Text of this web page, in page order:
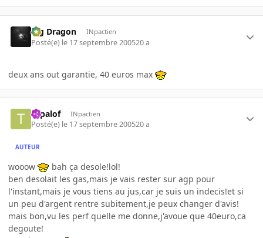
Big Dragon INpactien
Posté(e) le 17 septembre 200520 a
deux ans out garantie, 40 euros max
topalof INpactien
Posté(e) le 17 septembre 200520 a
AUTEUR
wooow
bah ça desole!lol!
ben desolait les gas,mais je vais rester sur agp pour
l'instant,mais je vous tiens au jus,car je suis un indecis!et si
un peu d'argent rentre subitement,je peux changer d'avis!
mais bon,vu les perf quelle me donne,j'avoue que 40euro,ca
degoute!